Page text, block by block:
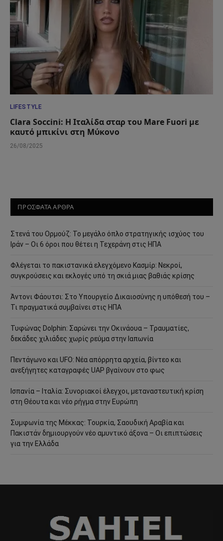
LIFESTYLE
Clara Soccini: Η Ιταλίδα σταρ του Mare Fuori με
καυτό μπικίνι στη Μύκονο
26/08/2025
ΠΡΟΣΦΑΤΑ ΑΡΘΡΑ
Στενά του Ορμούζ: Το μεγάλο όπλο στρατηγικής ισχύος του
Ιράν – Οι 6 όροι που θέτει η Τεχεράνη στις ΗΠΑ
Φλέγεται το πακιστανικά ελεγχόμενο Κασμίρ: Νεκροί,
συγκρούσεις και εκλογές υπό τη σκιά μιας βαθιάς κρίσης
Άντονι Φάουτσι: Στο Υπουργείο Δικαιοσύνης η υπόθεσή του –
Τι πραγματικά συμβαίνει στις ΗΠΑ
Τυφώνας Dolphin: Σαρώνει την Οκινάουα – Τραυματίες,
δεκάδες χιλιάδες χωρίς ρεύμα στην Ιαπωνία
Πεντάγωνο και UFO: Νέα απόρρητα αρχεία, βίντεο και
ανεξήγητες καταγραφές UAP βγαίνουν στο φως
Ισπανία – Ιταλία: Συνοριακοί έλεγχοι, μεταναστευτική κρίση
στη Θέουτα και νέο ρήγμα στην Ευρώπη
Συμφωνία της Μέκκας: Τουρκία, Σαουδική Αραβία και
Πακιστάν δημιουργούν νέο αμυντικό άξονα – Οι επιπτώσεις
για την Ελλάδα